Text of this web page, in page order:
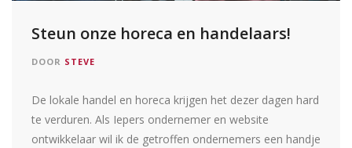
Steun onze horeca en handelaars!
DOOR STEVE
De lokale handel en horeca krijgen het dezer dagen hard
te verduren. Als Iepers ondernemer en website
ontwikkelaar wil ik de getroffen ondernemers een handje